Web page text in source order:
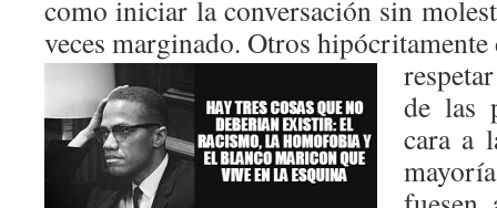
como iniciar la conversación sin
veces marginado. Otros
de las
cara a